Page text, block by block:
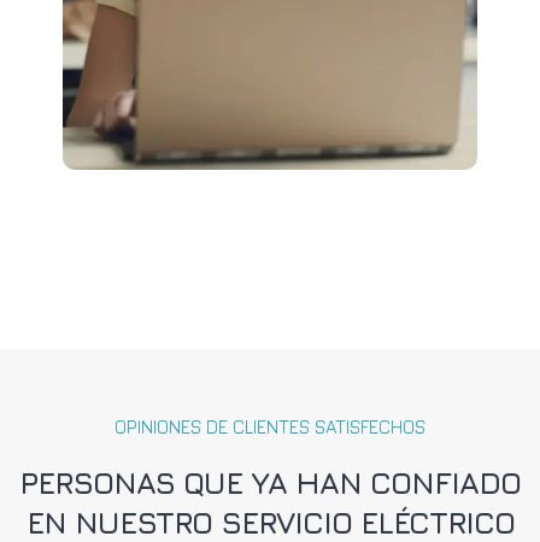
OPINIONES DE CLIENTES SATISFECHOS
PERSONAS QUE YA HAN CONFIADO
EN NUESTRO SERVICIO ELÉCTRICO